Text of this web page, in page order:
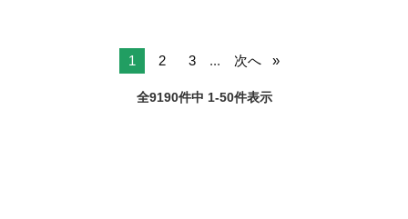
1 2 3 ... 次へ
全9190件中 1-50件表示